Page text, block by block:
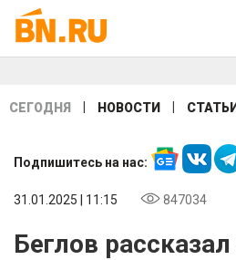
СЕГОДНЯ НОВОСТИ СТАТЬИ
Подпишитесь на нас:
31.01.2025 | 11:15 847034
Беглов